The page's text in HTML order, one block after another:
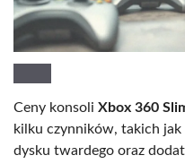
Ceny konsoli Xbox 360
kilku czynników, takich jak
dysku twardego oraz